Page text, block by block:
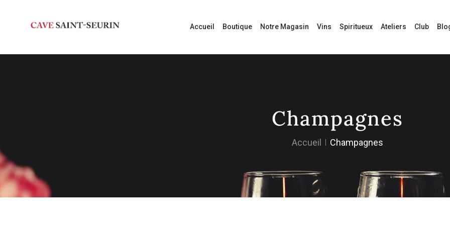
Accueil Boutique Notre Magasin Vins Spiritueux Ateliers Club
Champagnes
Accueil Champagnes